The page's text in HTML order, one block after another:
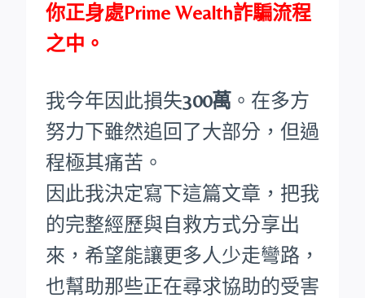
你正身處Prime Wealth詐騙流程
之中。
我今年因此損失300萬 。在多方
努力下雖然追回了大部分，但過
程極其痛苦。
因此我決定寫下這篇文章，把我
的完整經歷與自救方式分享出
來，希望能讓更多人少走彎路，
也幫助那些正在尋求協助的受害